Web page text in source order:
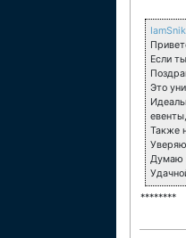
Если
Это
Также
Уверяю
Думаю
********